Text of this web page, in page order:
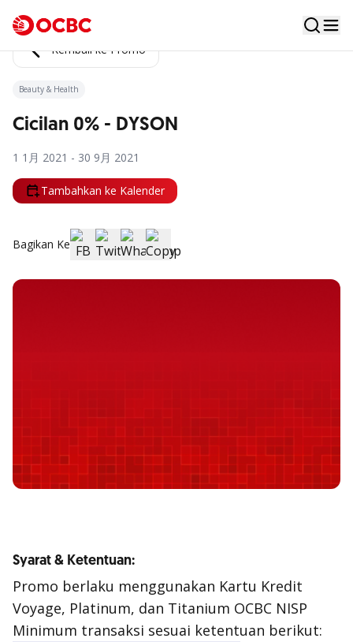
Kembali ke Promo
Beauty & Health
Cicilan 0% - DYSON
1 1月 2021 - 30 9月 2021
Tambahkan ke Kalender
Bagikan Ke
Syarat & Ketentuan:
Promo berlaku menggunakan Kartu Kredit
Voyage, Platinum, dan Titanium OCBC NISP
Minimum transaksi sesuai ketentuan berikut: